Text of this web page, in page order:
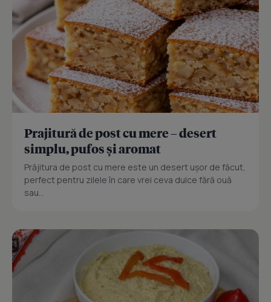
Prajitură de post cu mere – desert
simplu, pufos și aromat
Prăjitura de post cu mere este un desert ușor de făcut,
perfect pentru zilele în care vrei ceva dulce fără ouă
sau...